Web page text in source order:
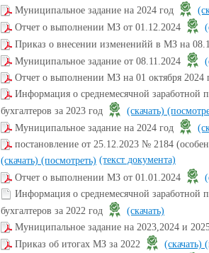
Муниципальное задание на 2024 год
Отчет о выполнении МЗ от 01.12.2024
Приказ о внесении измененийй в МЗ на
Муниципальное задание от 08.11.2024
Отчет о выполнении МЗ на 01 октября 2024
Информация о среднемесячной заработной
бухгалтеров за 2023 год
(скачать)
Муниципальное задание на 2024 год
постановление от 25.12.2023 № 2184
(скачать) (посмотреть) (текст документа)
Отчет о выполнении МЗ от 01.01.2024
Информация о среднемесячной заработной
бухгалтеров за 2022 год
(скачать)
Муниципальное задание на 2023,2024 и
Приказ об итогах МЗ за 2022
(скачать)